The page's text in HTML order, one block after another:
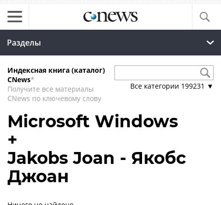
Разделы
Индексная книга (каталог)
CNews*
Получите все материалы
CNews по ключевому слову
Все категории 199231 ▼
Microsoft Windows
+
Jakobs Joan - Якобс
Джоан